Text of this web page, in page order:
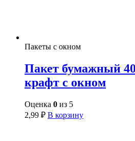
Пакеты с окном
Пакет бумажный
крафт с окном
Оценка 0 из 5
2,99 ₽ В корзину